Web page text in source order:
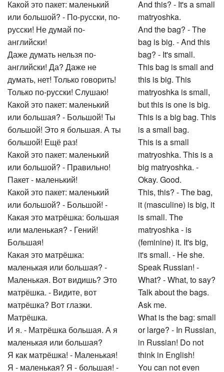
Какой это пакет: маленький
или большой? - По-русски, по-
русски! Не думай по-
английски!
Даже думать нельзя по-
английски! Да? Даже не
думать, нет! Только говорить!
Только по-русски! Слушаю!
Какой это пакет: маленький
или большая? - Большой! Ты
большой! Это я большая. А ты
большой! Ещё раз!
Какой это пакет: маленький
или большой? - Правильно!
Пакет - маленький!
Какой это пакет: маленький
или большой? - Большой! -
Какая это матрёшка: большая
или маленькая? - Гений!
Большая!
Какая это матрёшка:
маленькая или большая? -
Маленькая. Вот видишь? Это
матрёшка. - Видите, вот
матрёшка? Вот глазки.
Матрёшка.
И я. - Матрёшка большая. А я
маленькая или большая?
Я как матрёшка! - Маленькая!
Я - маленькая? Я - большая! -
And this? - It's a small
matryoshka.
And the bag? - The
bag is big. - And this
bag? - It's small.
This bag is small and
this is big. This
matryoshka is small,
but this is one is big.
This is a big bag. This
is a small bag.
This is a small
matryoshka. This is a
big matryoshka. -
Okay. Good.
This, this? - The bag,
it (masculine) is big, it
is small. The
matryoshka - is
(feminine) it. It's big,
it's small. - He she.
Speak Russian! -
What? - What, to say?
Talk about the bags.
Ask me.
What is the bag: small
or large? - In Russian,
in Russian! Do not
think in English!
You can not even